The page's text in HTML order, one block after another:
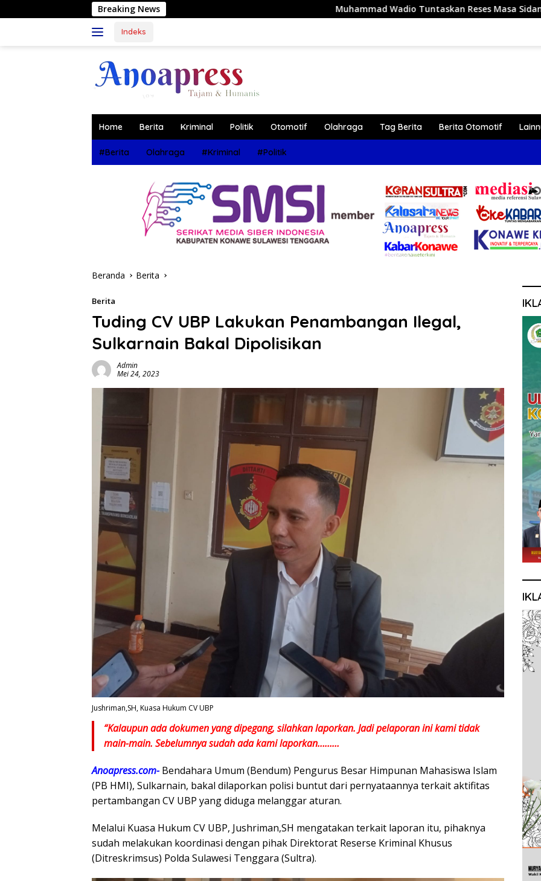
ke
Breaking News Muhammad Wadio Tuntaskan Reses Masa Sidang III Tahun 2026 di Dapil IV
Indeks
Home Berita Kriminal Politik Otomotif Olahraga Tag Berita Berita Otomotif
#Berita Olahraga #Kriminal #Politik
Beranda Berita
Berita
Tuding CV UBP Lakukan Penambangan Ilegal,
Sulkarnain Bakal Dipolisikan
Admin
Mei 24, 2023
Jushriman,SH, Kuasa Hukum CV UBP
“Kalaupun ada dokumen yang dipegang, silahkan laporkan. Jadi pelaporan ini kami tidak
main-main. Sebelumnya sudah ada kami laporkan………
Anoapress.com- Bendahara Umum (Bendum) Pengurus Besar Himpunan Mahasiswa Islam
(PB HMI), Sulkarnain, bakal dilaporkan polisi buntut dari pernyataannya terkait aktifitas
pertambangan CV UBP yang diduga melanggar aturan.
Melalui Kuasa Hukum CV UBP, Jushriman,SH mengatakan terkait laporan itu, pihaknya
sudah melakukan koordinasi dengan pihak Direktorat Reserse Kriminal Khusus
(Ditreskrimsus) Polda Sulawesi Tenggara (Sultra).